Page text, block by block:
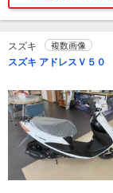
スズキ 複数画像
スズキ アドレスＶ５０